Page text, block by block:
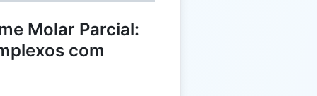
Molar Parcial:
com